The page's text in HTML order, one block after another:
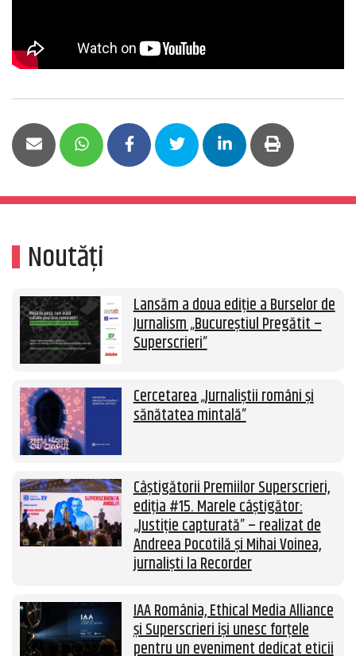
Noutăți
Lansăm a doua ediție a Burselor de
Jurnalism „Bucureștiul Pregătit –
Superscrieri”
Cercetarea „Jurnaliștii români și
sănătatea mintală”
Câștigătorii Premiilor Superscrieri,
ediția #15. Marele câștigător:
„Justiție capturată” – realizat de
Andreea Pocotilă și Mihai Voinea,
jurnaliști la Recorder
IAA România, Ethical Media Alliance
și Superscrieri își unesc forțele
pentru un eveniment dedicat eticii